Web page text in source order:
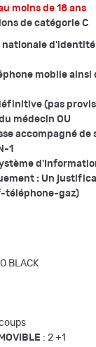
moins de 18 ans
de catégorie C
d'identité
mobile ainsi
(pas
médecin OU
accompagné de
1
: Un
téléphone-gaz)
BLACK
: 2 +1